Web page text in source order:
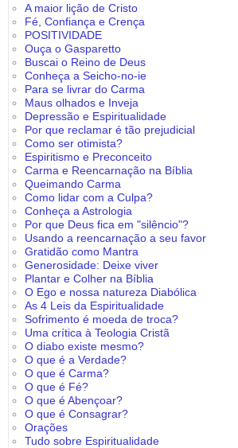
A maior lição de Cristo
Fé, Confiança e Crença
POSITIVIDADE
Ouça o Gasparetto
Buscai o Reino de Deus
Conheça a Seicho-no-ie
Para se livrar do Carma
Maus olhados e Inveja
Depressão e Espiritualidade
Por que reclamar é tão prejudicial
Como ser otimista?
Espiritismo e Preconceito
Carma e Reencarnação na Bíblia
Queimando Carma
Como lidar com a Culpa?
Conheça a Astrologia
Por que Deus fica em "silêncio"?
Usando a reencarnação a seu favor
Gratidão como Mantra
Generosidade: Deixe viver
Plantar e Colher na Bíblia
O Ego e nossa natureza Diabólica
As 4 Leis da Espiritualidade
Sofrimento é moeda de troca?
Uma crítica à Teologia Cristã
O diabo existe mesmo?
O que é a Verdade?
O que é Carma?
O que é Fé?
O que é Abençoar?
O que é Consagrar?
Orações
Tudo sobre Espiritualidade